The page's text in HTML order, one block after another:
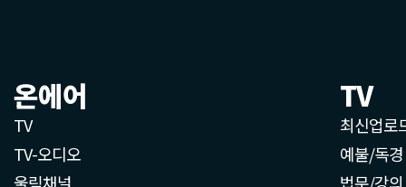
온에어
TV
TV-오디오
TV
최신업로
예불/독경